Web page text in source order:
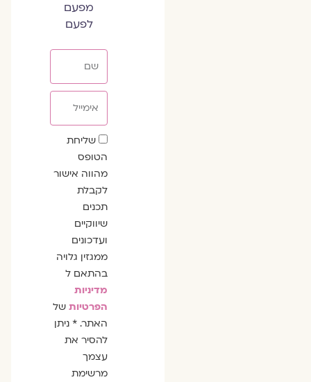
מפעם
לפעם
שדה
הסכמה
שליחת
הטופס
מהווה אישור
לקבלת
תכנים
שיווקיים
ועדכונים
ממגזין גלויה
בהתאם ל
מדיניות
הפרטיותשל
האתר. * ניתן
להסיר את
עצמך
מרשימת